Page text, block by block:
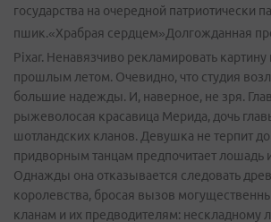
государства на очередной патриотически
пшик.«Храбрая сердцем»Долгожданная
Pixar. Ненавязчиво рекламировать
прошлым летом. Очевидно, что студия
большие надежды. И, наверное, не зря.
рыжеволосая красавица Мерида, дочь
шотландских кланов. Девушка не терпит
придворным танцам предпочитает лошадь
Однажды она отказывается следовать
королевства, бросая вызов
кланам и их предводителям: нескладному